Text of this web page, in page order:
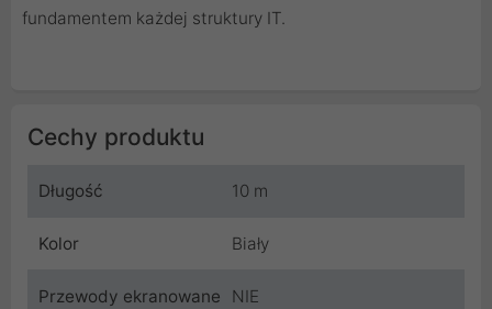
fundamentem każdej struktury IT.
Cechy produktu
Długość 10 m
Kolor Biały
Przewody ekranowane NIE